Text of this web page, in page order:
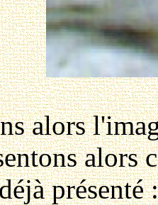
alors
présenté :